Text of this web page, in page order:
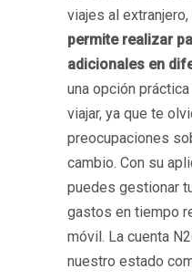
viajes al extranjero,
permite realizar
adicionales en
una opción
viajar, ya que te
preocupaciones
cambio. Con su
puedes gestionar
gastos en tiempo
móvil. La cuenta
nuestro estado